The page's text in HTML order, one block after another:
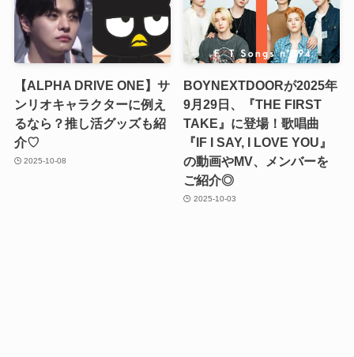
【ALPHA DRIVE ONE】サ
ンリオキャラクターに例え
るなら？推し活グッズも紹
介♡
2025-10-08
BOYNEXTDOORが2025年
9月29日、『THE FIRST
TAKE』に登場！歌唱曲
『IF I SAY, I LOVE YOU』
の動画やMV、メンバーを
ご紹介◎
2025-10-03